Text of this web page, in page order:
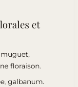
et
muguet,
floraison.
galbanum.